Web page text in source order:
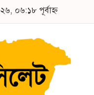
০৬:১৮ পূর্বাহ্ন